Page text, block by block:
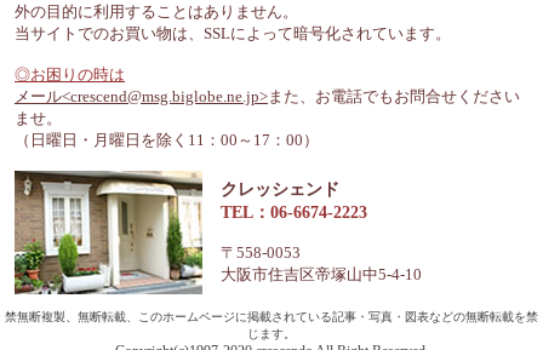
外の目的に利用することはありません。
当サイトでのお買い物は、SSLによって暗号化されています。
◎お困りの時は
メール<crescend@msg.biglobe.ne.jp> また、お電話でもお問合せください
ませ。
（日曜日・月曜日を除く11：00～17：00）
クレッシェンド
TEL：06-6674-2223
〒558-0053
大阪市住吉区帝塚山中5-4-10
禁無断複製、無断転載、このホームページに掲載されている記事・写真・図表などの無断転載を禁
じます。